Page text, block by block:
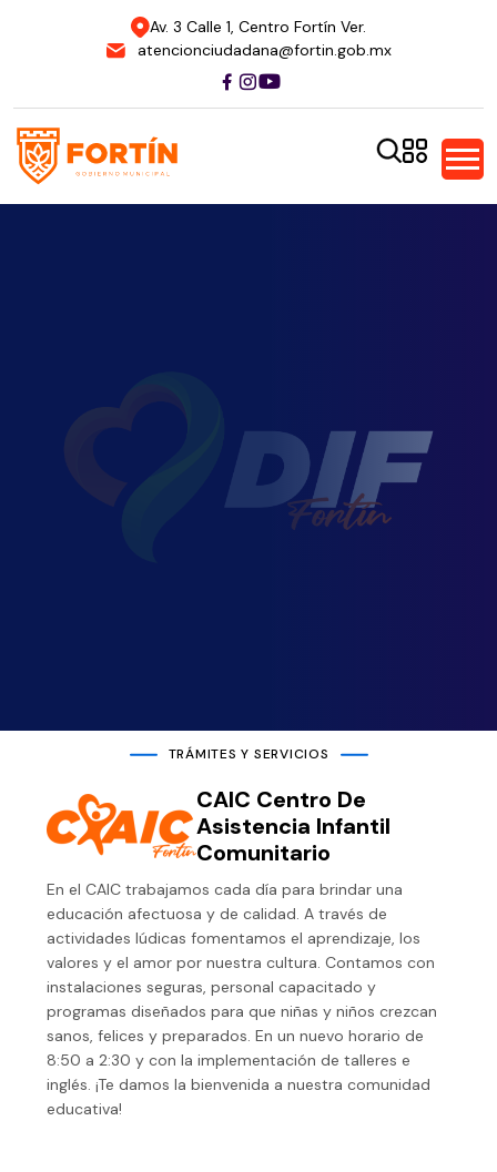
Av. 3 Calle 1, Centro Fortín Ver.
atencionciudadana@fortin.gob.mx
TRÁMITES Y SERVICIOS
CAIC Centro De
Asistencia Infantil
Comunitario
En el CAIC trabajamos cada día para brindar una
educación afectuosa y de calidad. A través de
actividades lúdicas fomentamos el aprendizaje, los
valores y el amor por nuestra cultura. Contamos con
instalaciones seguras, personal capacitado y
programas diseñados para que niñas y niños crezcan
sanos, felices y preparados. En un nuevo horario de
8:50 a 2:30 y con la implementación de talleres e
inglés. ¡Te damos la bienvenida a nuestra comunidad
educativa!